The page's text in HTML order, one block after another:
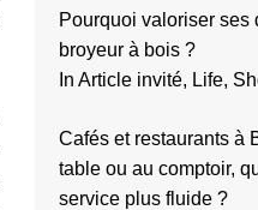
Pourquoi valoriser ses
broyeur à bois ?
In Article invité, Life,
Cafés et restaurants à
table ou au comptoir,
service plus fluide ?